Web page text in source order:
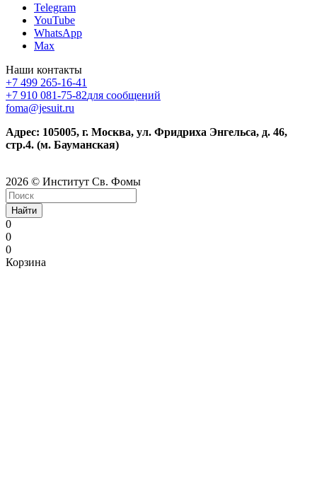
Telegram
YouTube
WhatsApp
Max
Наши контакты
+7 499 265-16-41
+7 910 081-75-82для сообщений
foma@jesuit.ru
Адрес: 105005, г. Москва, ул. Фридриха Энгельса, д. 46,
стр.4. (м. Бауманская)
2026 © Институт Св. Фомы
Найти
0
0
0
Корзина